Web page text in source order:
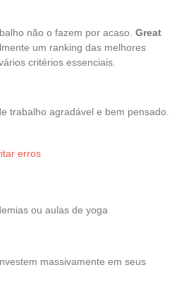
não o fazem por acaso. Great
um ranking das melhores
critérios essenciais.
trabalho agradável e bem pensado.
erros
ou aulas de yoga
massivamente em seus